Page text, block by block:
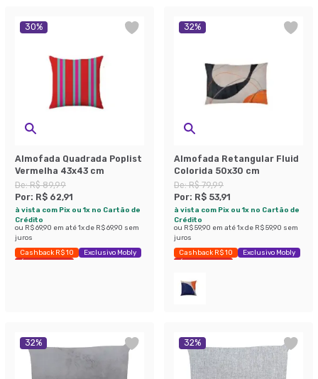
30%
Almofada Quadrada Poplist
Vermelha 43x43 cm
De:R$ 89,99
Por: R$ 62,91
à vista com Pix ou 1x no Cartão de
Crédito
ou R$ 69,90 em até1x de R$ 69,90 sem
juros
Cashback R$ 10
Exclusivo Mobly
Últimas peças
32%
Almofada Retangular Fluid
Colorida 50x30 cm
De:R$ 79,99
Por: R$ 53,91
à vista com Pix ou 1x no Cartão de
Crédito
ou R$ 59,90 em até1x de R$ 59,90 sem
juros
Cashback R$ 10
Exclusivo Mobly
Últimas peças
32% 32%